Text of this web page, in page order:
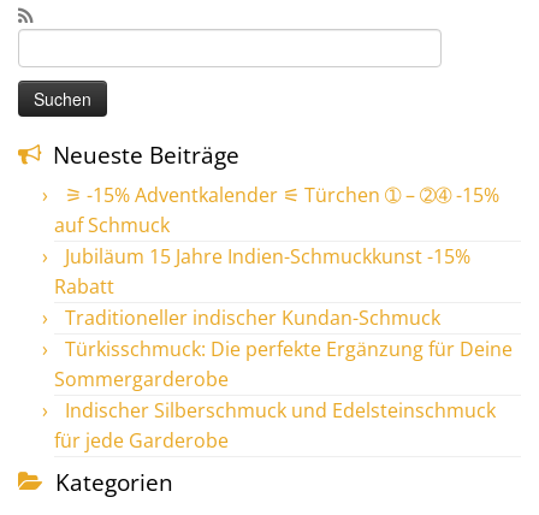
nach:
Neueste Beiträge
⚞ -15% Adventkalender ⚟ Türchen ➀ – ➁➃ -15%
auf Schmuck
Jubiläum 15 Jahre Indien-Schmuckkunst -15%
Rabatt
Traditioneller indischer Kundan-Schmuck
Türkisschmuck: Die perfekte Ergänzung für Deine
Sommergarderobe
Indischer Silberschmuck und Edelsteinschmuck
für jede Garderobe
Kategorien